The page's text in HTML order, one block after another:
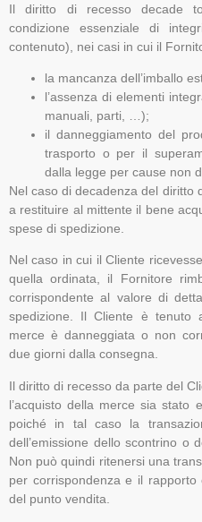
Il diritto di recesso decade
condizione essenziale di
contenuto), nei casi in cui il
la mancanza dell’imballo
l’assenza di elementi
manuali, parti, …);
il danneggiamento del
trasporto o per il
dalla legge per cause non
Nel caso di decadenza del diritto
a restituire al mittente il bene
spese di spedizione.
Nel caso in cui il Cliente
quella ordinata, il Fornitore
corrispondente al valore di
spedizione. Il Cliente è tenuto
merce è danneggiata o non
due giorni dalla consegna.
Il diritto di recesso da parte del
l’acquisto della merce sia stato
poiché in tal caso la
dell’emissione dello scontrino o
Non può quindi ritenersi una
per corrispondenza e il
del punto vendita.